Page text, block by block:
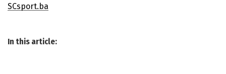
SCsport.ba
In this article: